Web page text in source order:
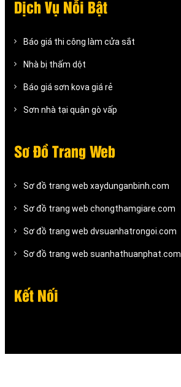
Dịch Vụ Nỗi Bật
Báo giá thi công làm cửa sắt
Nhà bị thấm dột
Báo giá sơn kova giá rẻ
Sơn nhà tại quận gò vấp
Sơ Đồ Trang Web
Sơ đồ trang web xaydunganbinh.com
Sơ đồ trang web chongthamgiare.com
Sơ đồ trang web dvsuanhatrongoi.com
Sơ đồ trang web suanhathuanphat.com
Kết Nối